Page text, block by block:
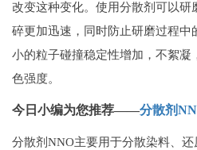
改变这种变化。使用分散剂可以研
碎更加迅速，同时防止研磨过程中
小的粒子碰撞稳定性增加，不絮凝
色强度。
今日小编为您推荐——分散剂
分散剂NNO主要用于分散染料、